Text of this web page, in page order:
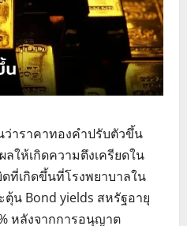
ว่าราคาทองคำปรับตัวขึ้น
ให้เกิดความตึงเครียดใน
ที่เกิดขึ้นที่โรงพยาบาลใน
น Bond yields สหรัฐอายุ
หลังจากการอนุญาต